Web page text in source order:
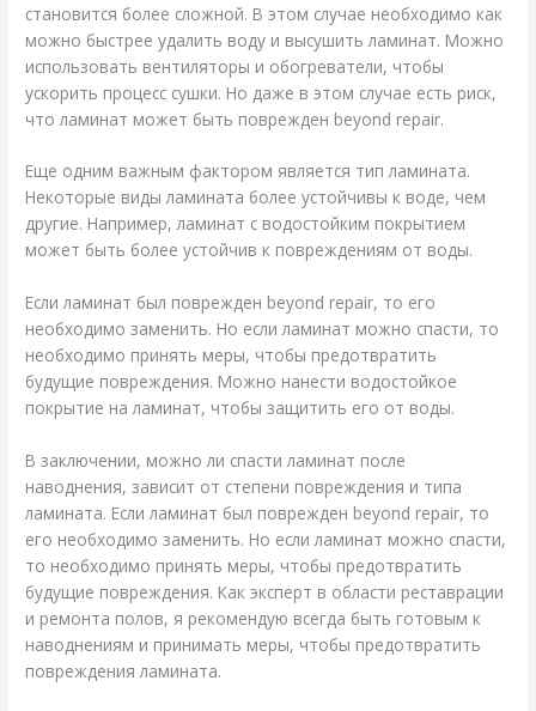
становится более сложной. В этом случае необходимо как
можно быстрее удалить воду и высушить ламинат. Можно
использовать вентиляторы и обогреватели, чтобы
ускорить процесс сушки. Но даже в этом случае есть риск,
что ламинат может быть поврежден beyond repair.
Еще одним важным фактором является тип ламината.
Некоторые виды ламината более устойчивы к воде, чем
другие. Например, ламинат с водостойким покрытием
может быть более устойчив к повреждениям от воды.
Если ламинат был поврежден beyond repair, то его
необходимо заменить. Но если ламинат можно спасти, то
необходимо принять меры, чтобы предотвратить
будущие повреждения. Можно нанести водостойкое
покрытие на ламинат, чтобы защитить его от воды.
В заключении, можно ли спасти ламинат после
наводнения, зависит от степени повреждения и типа
ламината. Если ламинат был поврежден beyond repair, то
его необходимо заменить. Но если ламинат можно спасти,
то необходимо принять меры, чтобы предотвратить
будущие повреждения. Как эксперт в области реставрации
и ремонта полов, я рекомендую всегда быть готовым к
наводнениям и принимать меры, чтобы предотвратить
повреждения ламината.